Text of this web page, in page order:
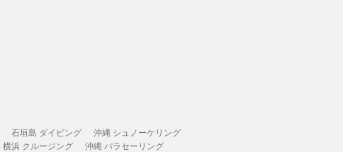
石垣島 ダイビング
沖縄 シュノーケリング
横浜 クルージング
沖縄 パラセーリング